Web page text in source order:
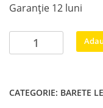
Garanție 12 luni
Cantitate
Set
led
CATEGORIE: BARETE